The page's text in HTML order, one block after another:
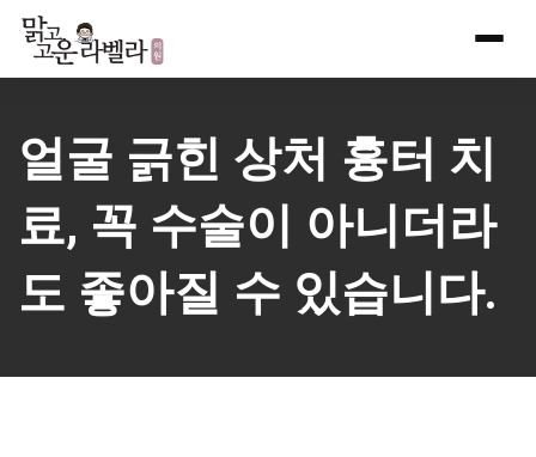
Skip
content
얼굴 긁힌 상처 흉터 치
료, 꼭 수술이 아니더라
도 좋아질 수 있습니다.